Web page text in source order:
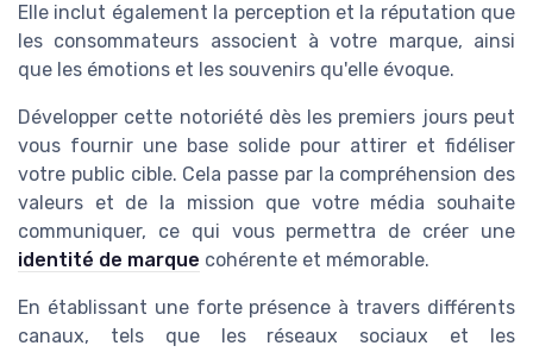
Elle inclut également la perception et la réputation que
les consommateurs associent à votre marque, ainsi
que les émotions et les souvenirs qu'elle évoque.
Développer cette notoriété dès les premiers jours peut
vous fournir une base solide pour attirer et fidéliser
votre public cible. Cela passe par la compréhension des
valeurs et de la mission que votre média souhaite
communiquer, ce qui vous permettra de créer une
identité de marque cohérente et mémorable.
En établissant une forte présence à travers différents
canaux, tels que les réseaux sociaux et les